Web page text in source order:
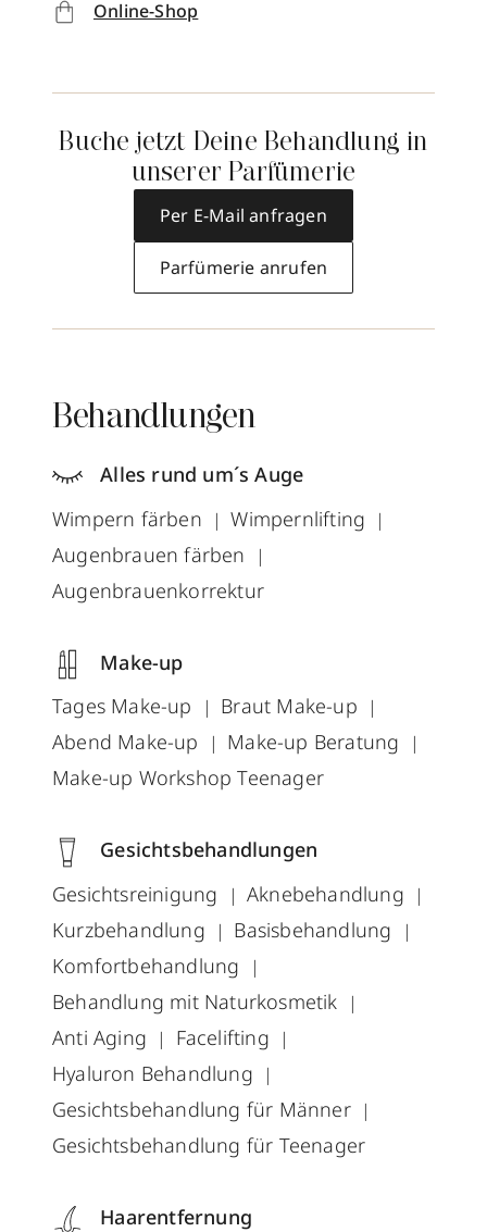
Online-Shop
Buche jetzt Deine Behandlung in
unserer Parfümerie
Per E-Mail anfragen
Parfümerie anrufen
Behandlungen
Alles rund um´s Auge
Wimpern färben
Wimpernlifting
Augenbrauen färben
Augenbrauenkorrektur
Make-up
Tages Make-up
Braut Make-up
Abend Make-up
Make-up Beratung
Make-up Workshop Teenager
Gesichtsbehandlungen
Gesichtsreinigung
Aknebehandlung
Kurzbehandlung
Basisbehandlung
Komfortbehandlung
Behandlung mit Naturkosmetik
Anti Aging
Facelifting
Hyaluron Behandlung
Gesichtsbehandlung für Männer
Gesichtsbehandlung für Teenager
Haarentfernung